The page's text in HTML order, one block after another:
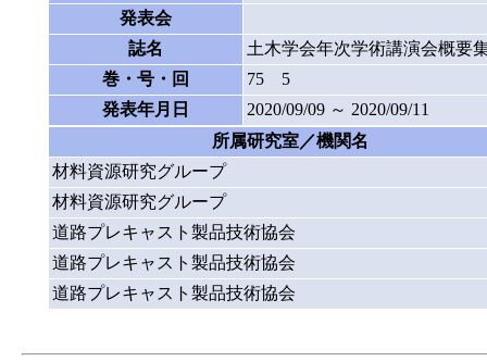
発表会
誌名
土木学会年次学術講演会概要
巻・号・回
75 5
発表年月日
2020/09/09 ～ 2020/09/11
所属研究室／機関名
材料資源研究グループ
材料資源研究グループ
道路プレキャスト製品技術協会
道路プレキャスト製品技術協会
道路プレキャスト製品技術協会